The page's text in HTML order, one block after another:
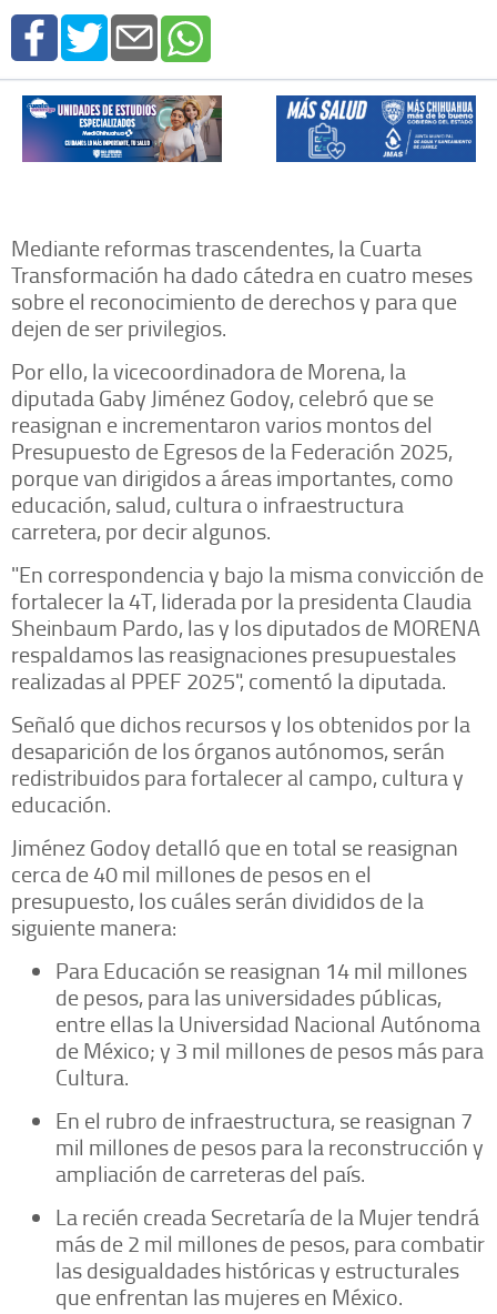
Mediante reformas trascendentes, la Cuarta
Transformación ha dado cátedra en cuatro meses
sobre el reconocimiento de derechos y para que
dejen de ser privilegios.
Por ello, la vicecoordinadora de Morena, la
diputada Gaby Jiménez Godoy, celebró que se
reasignan e incrementaron varios montos del
Presupuesto de Egresos de la Federación 2025,
porque van dirigidos a áreas importantes, como
educación, salud, cultura o infraestructura
carretera, por decir algunos.
"En correspondencia y bajo la misma convicción de
fortalecer la 4T, liderada por la presidenta Claudia
Sheinbaum Pardo, las y los diputados de MORENA
respaldamos las reasignaciones presupuestales
realizadas al PPEF 2025", comentó la diputada.
Señaló que dichos recursos y los obtenidos por la
desaparición de los órganos autónomos, serán
redistribuidos para fortalecer al campo, cultura y
educación.
Jiménez Godoy detalló que en total se reasignan
cerca de 40 mil millones de pesos en el
presupuesto, los cuáles serán divididos de la
siguiente manera:
Para Educación se reasignan 14 mil millones
de pesos, para las universidades públicas,
entre ellas la Universidad Nacional Autónoma
de México; y 3 mil millones de pesos más para
Cultura.
En el rubro de infraestructura, se reasignan 7
mil millones de pesos para la reconstrucción y
ampliación de carreteras del país.
La recién creada Secretaría de la Mujer tendrá
más de 2 mil millones de pesos, para combatir
las desigualdades históricas y estructurales
que enfrentan las mujeres en México.